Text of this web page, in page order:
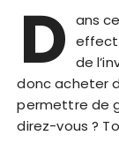
D ans
de
donc acheter
permettre de
direz-vous ?